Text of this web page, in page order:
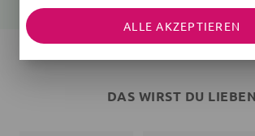
DAS WIRST DU LIEBEN
ALLE AKZEPTIEREN